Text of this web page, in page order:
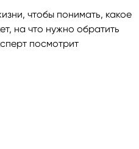
чтобы понимать, какое
на что нужно обратить
посмотрит